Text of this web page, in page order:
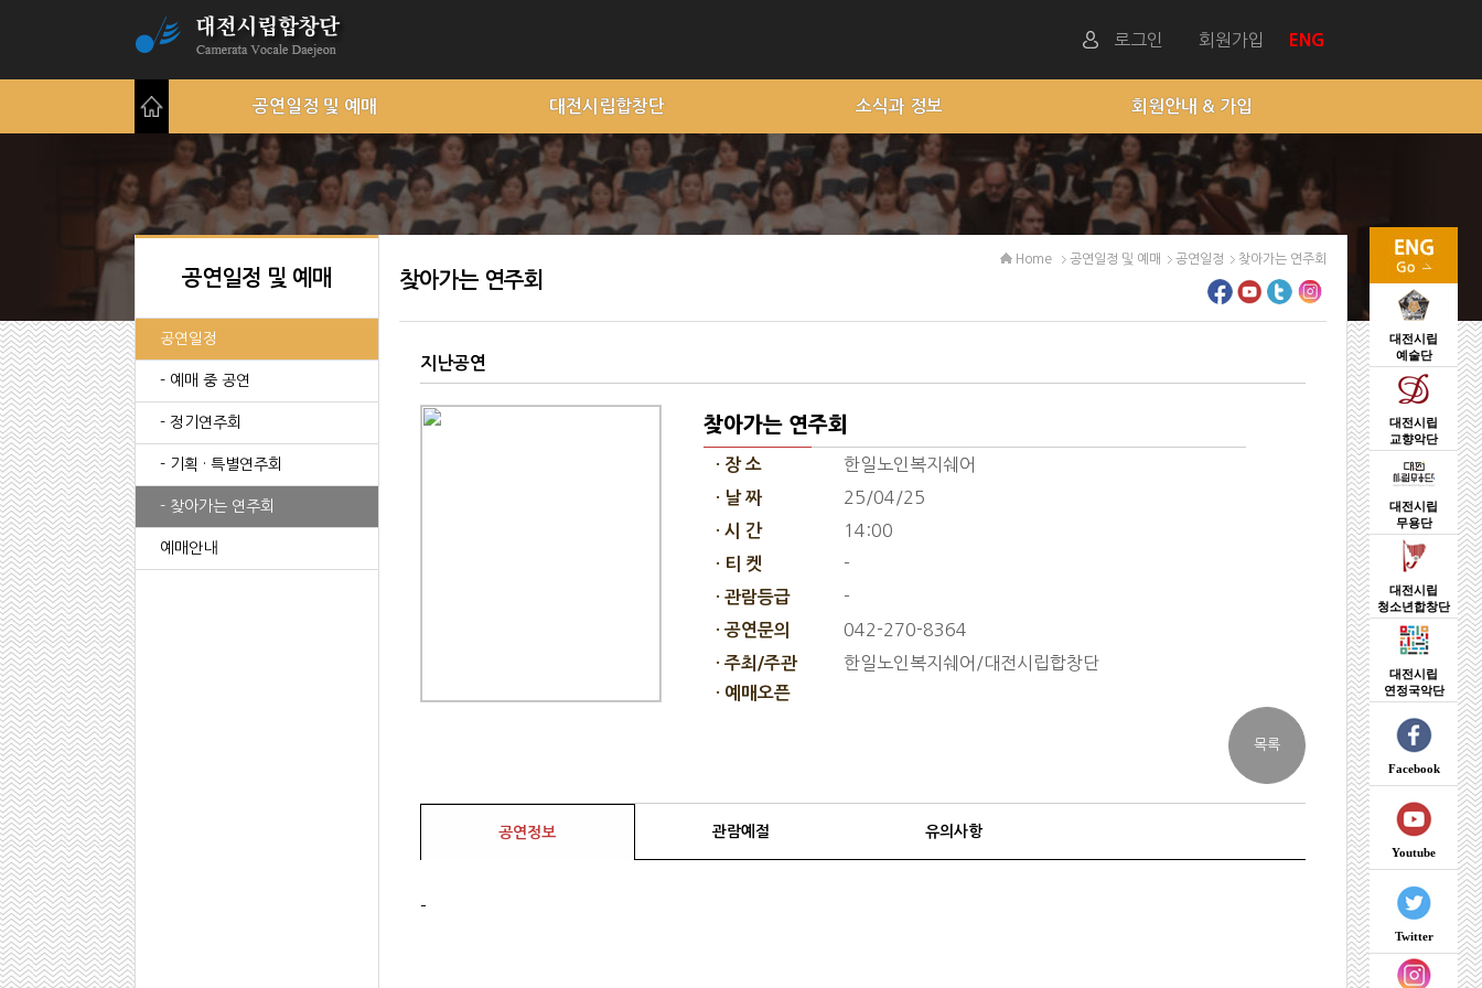
로그인 회원가입 ENG
대전시립
예술단
대전시립
교향악단
대전시립
무용단
대전시립
청소년합창단
대전시립
연정국악단
Facebook
Youtube
Twitter
공연일정 및 예매 대전시립합창단 소식과 정보 회원안내 & 가입
공연일정 및 예매
공연일정
- 예매 중 공연
- 정기연주회
- 기획 · 특별연주회
- 찾아가는 연주회
예매안내
찾아가는 연주회
Home 공연일정 및 예매 공연일정 찾아가는 연주회
지난공연
찾아가는 연주회
· 장 소 한일노인복지쉐어
· 날 짜 25/04/25
· 시 간 14:00
· 티 켓 -
· 관람등급 -
· 공연문의 042-270-8364
· 주최/주관 한일노인복지쉐어/대전시립합창단
· 예매오픈
공연정보 관람예절 유의사항
-